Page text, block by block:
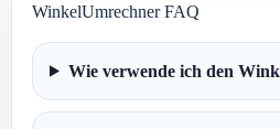
WinkelUmrechner FAQ
Wie verwende ich den